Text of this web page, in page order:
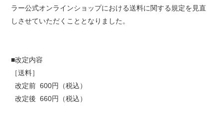
ラー公式オンラインショップにおける送料に関する規定を見直
しさせていただくこととなりました。
■改定内容
［送料］
改定前 600円（税込）
改定後 660円（税込）